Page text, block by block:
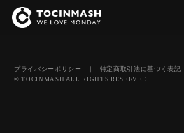
プライバシーポリシー ｜ 特定商取引法に基づく表記
© TOCINMASH ALL RIGHTS RESERVED.